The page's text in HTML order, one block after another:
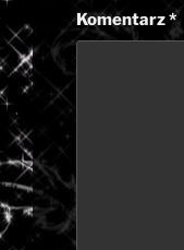
Komentarz*